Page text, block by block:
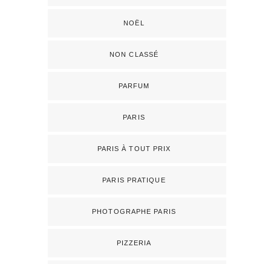
NOËL
NON CLASSÉ
PARFUM
PARIS
PARIS À TOUT PRIX
PARIS PRATIQUE
PHOTOGRAPHE PARIS
PIZZERIA